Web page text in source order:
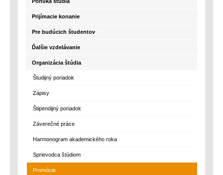
Prijímacie konanie
Pre budúcich študentov
Ďalšie vzdelávanie
Organizácia štúdia
Študijný poriadok
Zápisy
Štipendijný poriadok
Záverečné práce
Harmonogram akademického roka
Sprievodca štúdiom
Promócie